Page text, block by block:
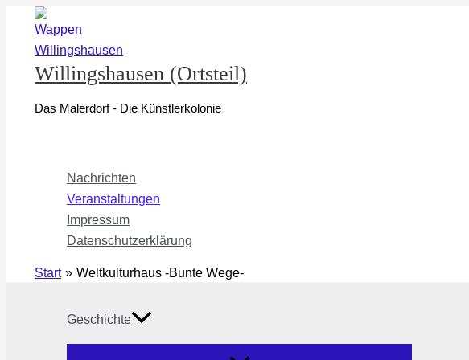
Inhalt
springen
Willingshausen (Ortsteil)
Das Malerdorf - Die Künstlerkolonie
Nachrichten
Veranstaltungen
Impressum
Datenschutzerklärung
Start Weltkulturhaus -Bunte Wege-
Geschichte